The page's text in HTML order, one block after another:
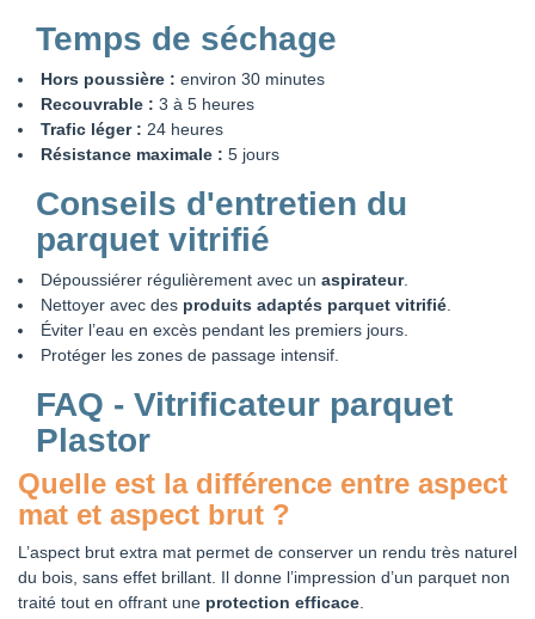
Temps de séchage
Hors poussière : environ 30 minutes
Recouvrable : 3 à 5 heures
Trafic léger : 24 heures
Résistance maximale : 5 jours
Conseils d'entretien du
parquet vitrifié
Dépoussiérer régulièrement avec un aspirateur.
Nettoyer avec des produits adaptés parquet vitrifié
Éviter l’eau en excès pendant les premiers jours.
Protéger les zones de passage intensif.
FAQ - Vitrificateur parquet
Plastor
Quelle est la différence entre aspect
mat et aspect brut ?
L’aspect brut extra mat permet de conserver un rendu très naturel
du bois, sans effet brillant. Il donne l’impression d’un parquet non
traité tout en offrant une protection efficace